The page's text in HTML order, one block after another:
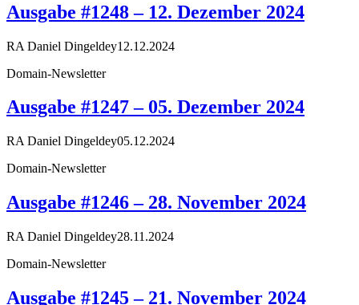
Ausgabe #1248 – 12. Dezember 2024
RA Daniel Dingeldey12.12.2024
Domain-Newsletter
Ausgabe #1247 – 05. Dezember 2024
RA Daniel Dingeldey05.12.2024
Domain-Newsletter
Ausgabe #1246 – 28. November 2024
RA Daniel Dingeldey28.11.2024
Domain-Newsletter
Ausgabe #1245 – 21. November 2024